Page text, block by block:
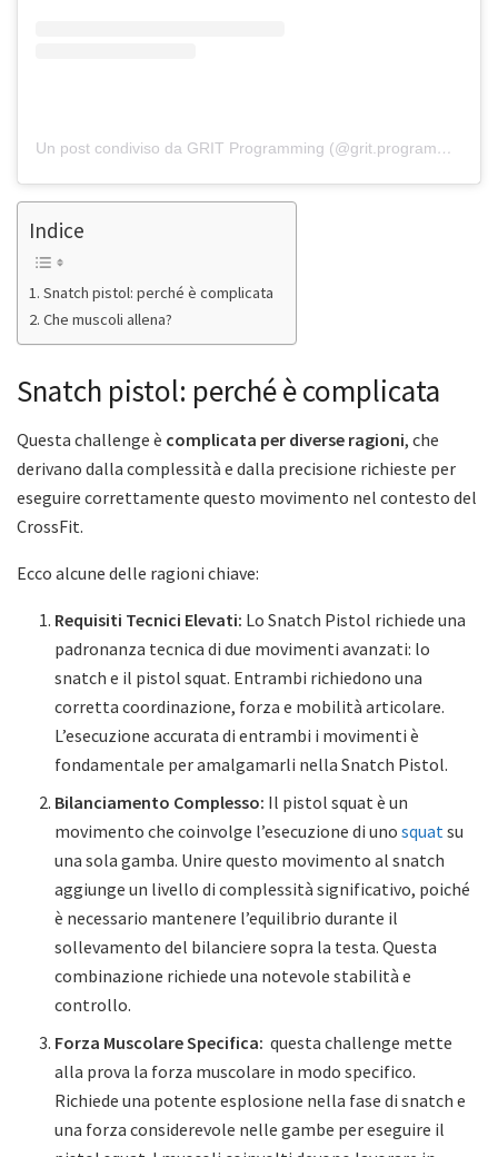
Un post condiviso da GRIT Programming (@grit.programming)
Indice
Snatch pistol: perché è complicata
Che muscoli allena?
Snatch pistol: perché è complicata
Questa challenge è complicata per diverse ragioni, che
derivano dalla complessità e dalla precisione richieste per
eseguire correttamente questo movimento nel contesto del
CrossFit.
Ecco alcune delle ragioni chiave:
Requisiti Tecnici Elevati: Lo Snatch Pistol richiede una
padronanza tecnica di due movimenti avanzati: lo
snatch e il pistol squat. Entrambi richiedono una
corretta coordinazione, forza e mobilità articolare.
L’esecuzione accurata di entrambi i movimenti è
fondamentale per amalgamarli nella Snatch Pistol.
Bilanciamento Complesso: Il pistol squat è un
movimento che coinvolge l’esecuzione di unosquatsu
una sola gamba. Unire questo movimento al snatch
aggiunge un livello di complessità significativo, poiché
è necessario mantenere l’equilibrio durante il
sollevamento del bilanciere sopra la testa. Questa
combinazione richiede una notevole stabilità e
controllo.
Forza Muscolare Specifica: questa challenge mette
alla prova la forza muscolare in modo specifico.
Richiede una potente esplosione nella fase di snatch e
una forza considerevole nelle gambe per eseguire il